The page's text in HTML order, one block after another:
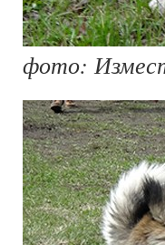
фото: